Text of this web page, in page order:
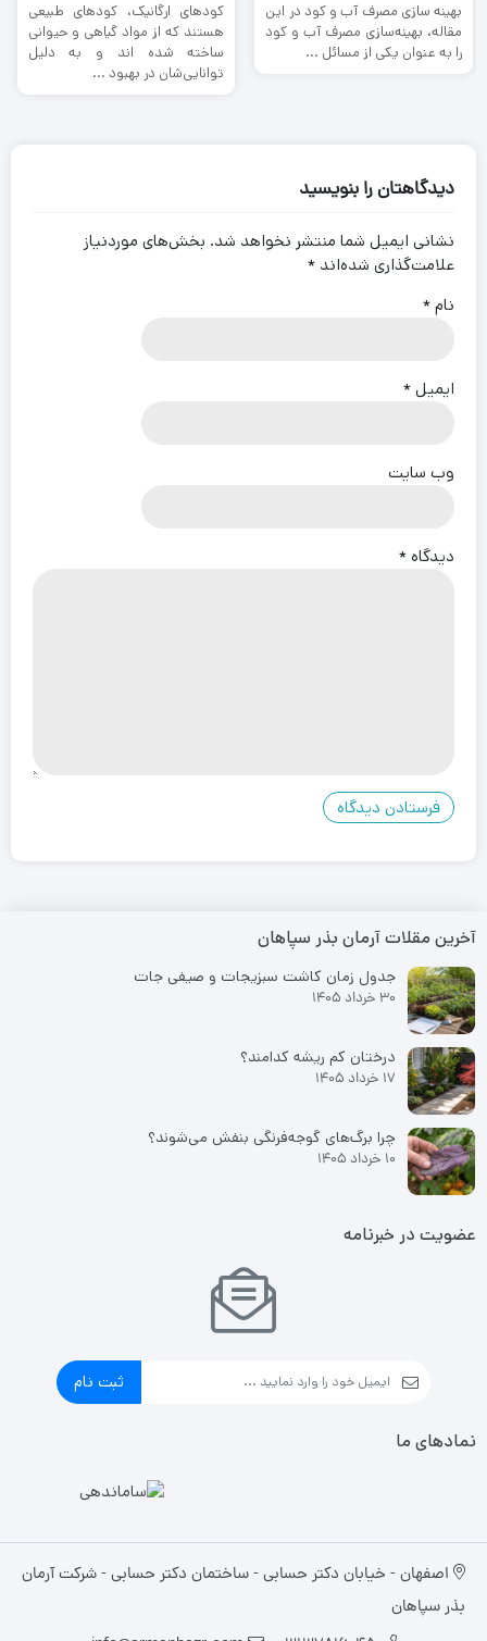
بهینه‌ سازی مصرف آب و کود در این
مقاله، بهینه‌سازی مصرف آب و کود
را به عنوان یکی از مسائل ...
کودهای ارگانیک، کودهای طبیعی
هستند که از مواد گیاهی و حیوانی
ساخته شده اند و به دلیل
توانایی‌شان در بهبود ...
دیدگاهتان را بنویسید
نشانی ایمیل شما منتشر نخواهد شد. بخش‌های موردنیاز
علامت‌گذاری شده‌اند *
نام*
ایمیل*
وب‌ سایت
دیدگاه*
آخرین مقلات آرمان بذر سپاهان
جدول زمان کاشت سبزیجات و صیفی جات
30 خرداد 1405
درختان کم ریشه کدامند؟
17 خرداد 1405
چرا برگ‌های گوجه‌فرنگی بنفش می‌شوند؟
10 خرداد 1405
عضویت در خبرنامه
ثبت نام
نمادهای ما
اصفهان - خیابان دکتر حسابی - ساختمان دکتر حسابی - شرکت آرمان
بذر سپاهان